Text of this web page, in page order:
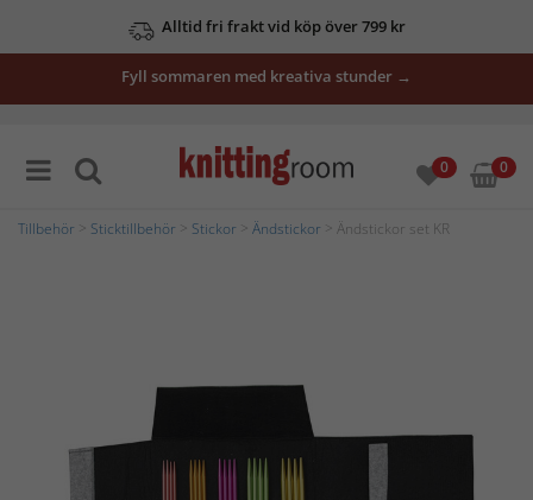
Alltid fri frakt vid köp över 799 kr
Fyll sommaren med kreativa stunder →
0 0
Tillbehör Sticktillbehör Stickor Ändstickor > Ändstickor set KR